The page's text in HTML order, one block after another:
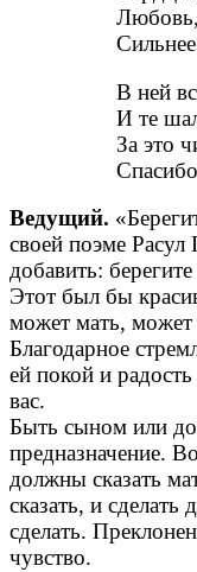
Любовь,
Сильнее
В ней всё – и
И те
За это
Спасибо
Ведущий.
своей поэме
добавить:
Этот был бы
может мать,
Благодарное
ей покой и
вас.
Быть сыном или
предназначение.
должны сказать
сказать, и
сделать.
чувство.